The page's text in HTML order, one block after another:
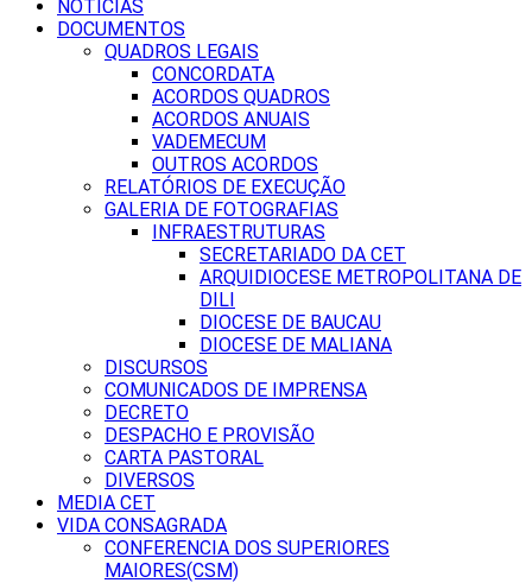
NOTÍCIAS
DOCUMENTOS
QUADROS LEGAIS
CONCORDATA
ACORDOS QUADROS
ACORDOS ANUAIS
VADEMECUM
OUTROS ACORDOS
RELATÓRIOS DE EXECUÇÃO
GALERIA DE FOTOGRAFIAS
INFRAESTRUTURAS
SECRETARIADO DA CET
ARQUIDIOCESE METROPOLITANA DE
DILI
DIOCESE DE BAUCAU
DIOCESE DE MALIANA
DISCURSOS
COMUNICADOS DE IMPRENSA
DECRETO
DESPACHO E PROVISÃO
CARTA PASTORAL
DIVERSOS
MEDIA CET
VIDA CONSAGRADA
CONFERENCIA DOS SUPERIORES
MAIORES(CSM)